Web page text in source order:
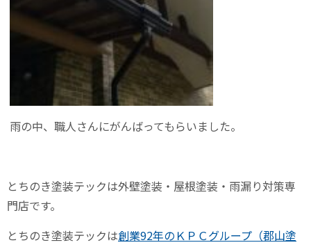
雨の中、職人さんにがんばってもらいました。
とちのき塗装テックは外壁塗装・屋根塗装・雨漏り対策専
門店です。
とちのき塗装テックは創業92年のＫＰＣグループ（郡山塗